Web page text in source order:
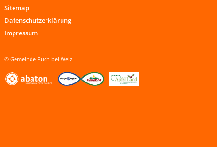
Sitemap
Datenschutzerklärung
Impressum
© Gemeinde Puch bei Weiz